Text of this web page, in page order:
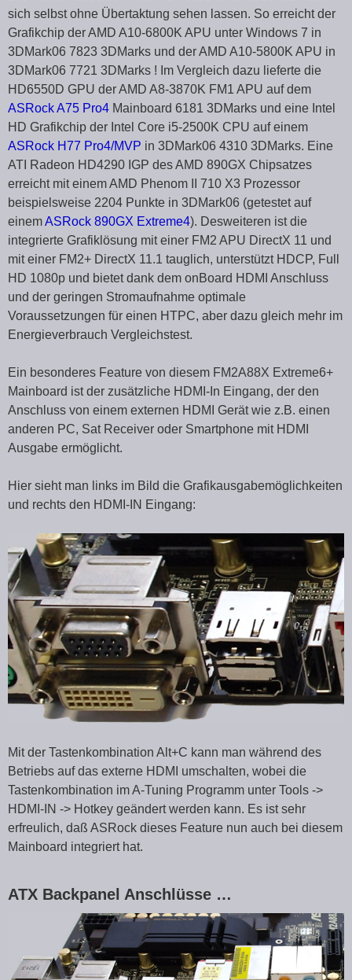
sich selbst ohne Übertaktung sehen lassen. So erreicht der
Grafikchip der AMD A10-6800K APU unter Windows 7 in
3DMark06 7823 3DMarks und der AMD A10-5800K APU in
3DMark06 7721 3DMarks ! Im Vergleich dazu lieferte die
HD6550D GPU der AMD A8-3870K FM1 APU auf dem
ASRock A75 Pro4 Mainboard 6181 3DMarks und eine Intel
HD Grafikchip der Intel Core i5-2500K CPU auf einem
ASRock H77 Pro4/MVP in 3DMark06 4310 3DMarks. Eine
ATI Radeon HD4290 IGP des AMD 890GX Chipsatzes
erreicht mit einem AMD Phenom II 710 X3 Prozessor
beispielsweise 2204 Punkte in 3DMark06 (getestet auf
einemASRock 890GX Extreme4). Desweiteren ist die
integrierte Grafiklösung mit einer FM2 APU DirectX 11 und
mit einer FM2+ DirectX 11.1 tauglich, unterstützt HDCP, Full
HD 1080p und bietet dank dem onBoard HDMI Anschluss
und der geringen Stromaufnahme optimale
Voraussetzungen für einen HTPC, aber dazu gleich mehr im
Energieverbrauch Vergleichstest.
Ein besonderes Feature von diesem FM2A88X Extreme6+
Mainboard ist der zusätzliche HDMI-In Eingang, der den
Anschluss von einem externen HDMI Gerät wie z.B. einen
anderen PC, Sat Receiver oder Smartphone mit HDMI
Ausgabe ermöglicht.
Hier sieht man links im Bild die Grafikausgabemöglichkeiten
und rechts den HDMI-IN Eingang:
Mit der Tastenkombination Alt+C kann man während des
Betriebs auf das externe HDMI umschalten, wobei die
Tastenkombination im A-Tuning Programm unter Tools ->
HDMI-IN -> Hotkey geändert werden kann. Es ist sehr
erfreulich, daß ASRock dieses Feature nun auch bei diesem
Mainboard integriert hat.
ATX Backpanel Anschlüsse …